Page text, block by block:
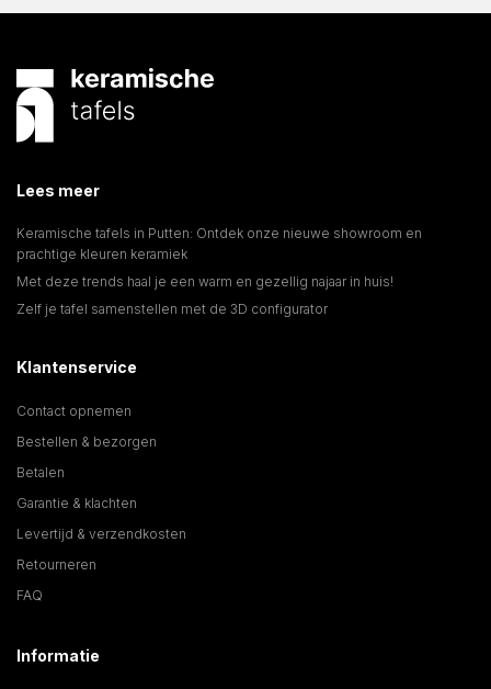
Lees meer
Keramische tafels in Putten: Ontdek onze nieuwe showroom en
prachtige kleuren keramiek
Met deze trends haal je een warm en gezellig najaar in huis!
Zelf je tafel samenstellen met de 3D configurator
Klantenservice
Contact opnemen
Bestellen & bezorgen
Betalen
Garantie & klachten
Levertijd & verzendkosten
Retourneren
FAQ
Informatie